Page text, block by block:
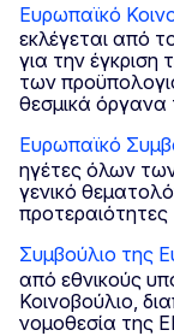
Ευρωπαϊκό
εκλέγεται από
για την
των
θεσμικά όργανα
Ευρωπαϊκό
ηγέτες όλων
γενικό
προτεραιότητες
Συμβούλιο της
από εθνικούς
Κοινοβούλιο,
νομοθεσία της